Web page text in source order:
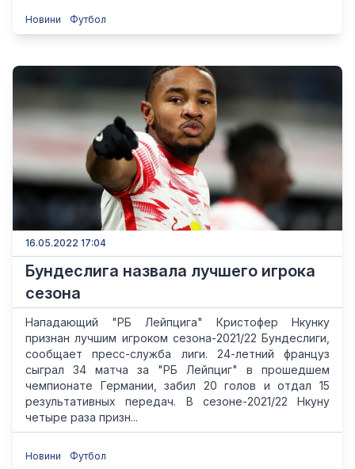
Новини Футбол
16.05.2022 17:04
Бундеслига назвала лучшего игрока
сезона
Нападающий "РБ Лейпцига" Кристофер Нкунку
признан лучшим игроком сезона-2021/22 Бундеслиги,
сообщает пресс-служба лиги. 24-летний француз
сыграл 34 матча за "РБ Лейпциг" в прошедшем
чемпионате Германии, забил 20 голов и отдал 15
результативных передач. В сезоне-2021/22 Нкуну
четыре раза призн...
Новини Футбол